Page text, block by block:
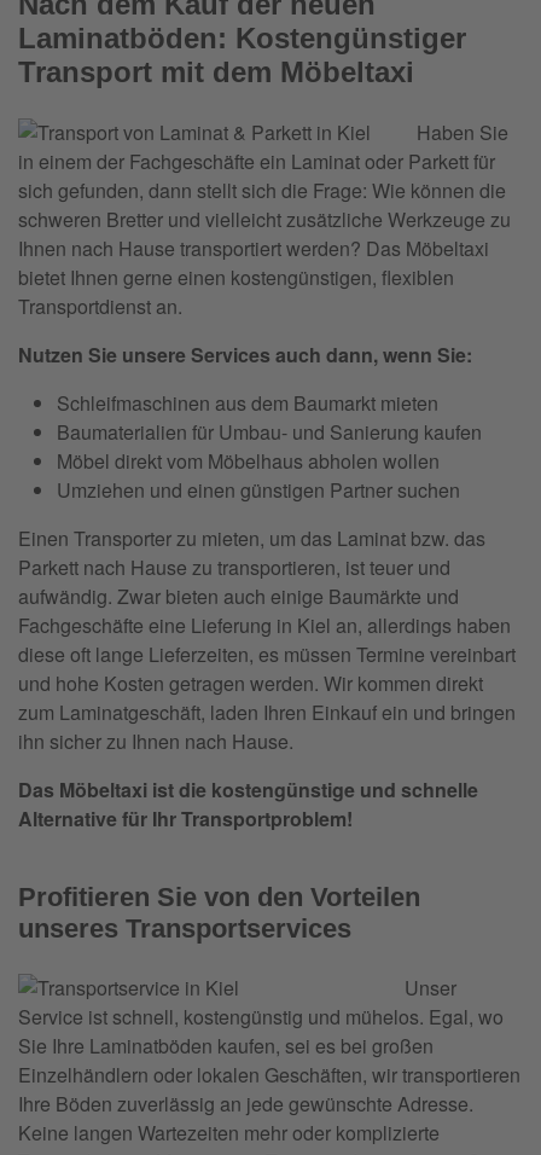
Laminatböden: Kostengünstiger
Transport mit dem Möbeltaxi
Haben Sie
in einem der Fachgeschäfte ein Laminat oder Parkett für
sich gefunden, dann stellt sich die Frage: Wie können die
schweren Bretter und vielleicht zusätzliche Werkzeuge zu
Ihnen nach Hause transportiert werden? Das Möbeltaxi
bietet Ihnen gerne einen kostengünstigen, flexiblen
Transportdienst an.
Nutzen Sie unsere Services auch dann, wenn Sie:
Schleifmaschinen aus dem Baumarkt mieten
Baumaterialien für Umbau- und Sanierung kaufen
Möbel direkt vom Möbelhaus abholen wollen
Umziehen und einen günstigen Partner suchen
Einen Transporter zu mieten, um das Laminat bzw. das
Parkett nach Hause zu transportieren, ist teuer und
aufwändig. Zwar bieten auch einige Baumärkte und
Fachgeschäfte eine Lieferung in Kiel an, allerdings haben
diese oft lange Lieferzeiten, es müssen Termine vereinbart
und hohe Kosten getragen werden. Wir kommen direkt
zum Laminatgeschäft, laden Ihren Einkauf ein und bringen
ihn sicher zu Ihnen nach Hause.
Das Möbeltaxi ist die kostengünstige und schnelle
Alternative für Ihr Transportproblem!
Profitieren Sie von den Vorteilen
unseres Transportservices
Unser
Service ist schnell, kostengünstig und mühelos. Egal, wo
Sie Ihre Laminatböden kaufen, sei es bei großen
Einzelhändlern oder lokalen Geschäften, wir transportieren
Ihre Böden zuverlässig an jede gewünschte Adresse.
Keine langen Wartezeiten mehr oder komplizierte